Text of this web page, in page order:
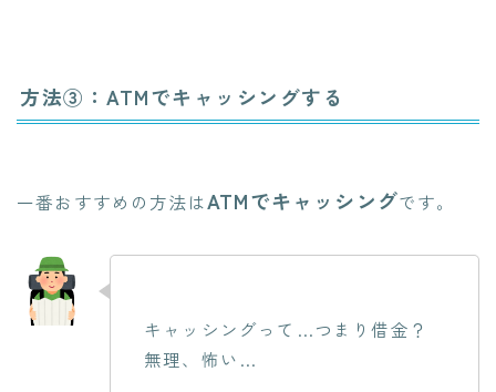
方法③：ATMでキャッシングする
一番おすすめの方法はATMでキャッシングです。
キャッシングって…つまり借金？
無理、怖い…